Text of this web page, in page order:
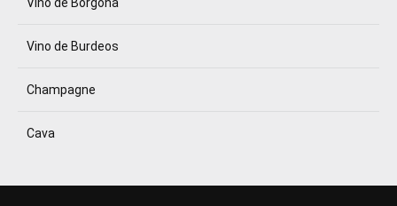
Vino de Burdeos
Champagne
Cava